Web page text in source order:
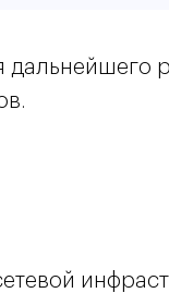
дальнейшего